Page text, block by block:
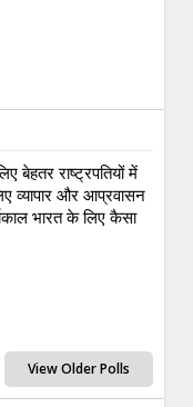
बेहतर राष्ट्रपतियों में
व्यापार और आप्रवासन
भारत के लिए कैसा
View Older Polls